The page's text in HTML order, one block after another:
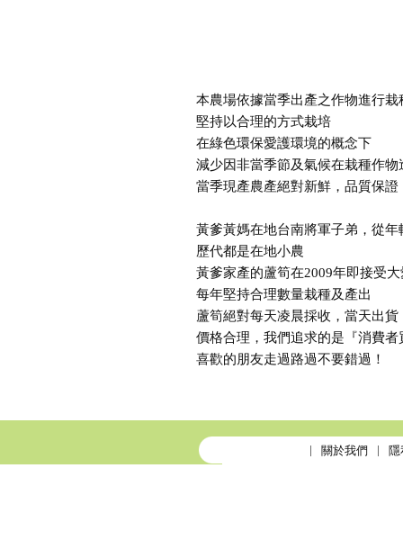
本農場依據當季出產之作物進行栽
堅持以合理的方式栽培
在綠色環保愛護環境的概念下
減少因非當季節及氣候在栽種作物
當季現產農產絕對新鮮，品質保
黃爹黃媽在地台南將軍子弟，從
歷代都是在地小農
黃爹家產的蘆筍在2009年即接受
每年堅持合理數量栽種及產出
蘆筍絕對每天凌晨採收，當天出貨
價格合理，我們追求的是『消費
喜歡的朋友走過路過不要錯過！
關於我們